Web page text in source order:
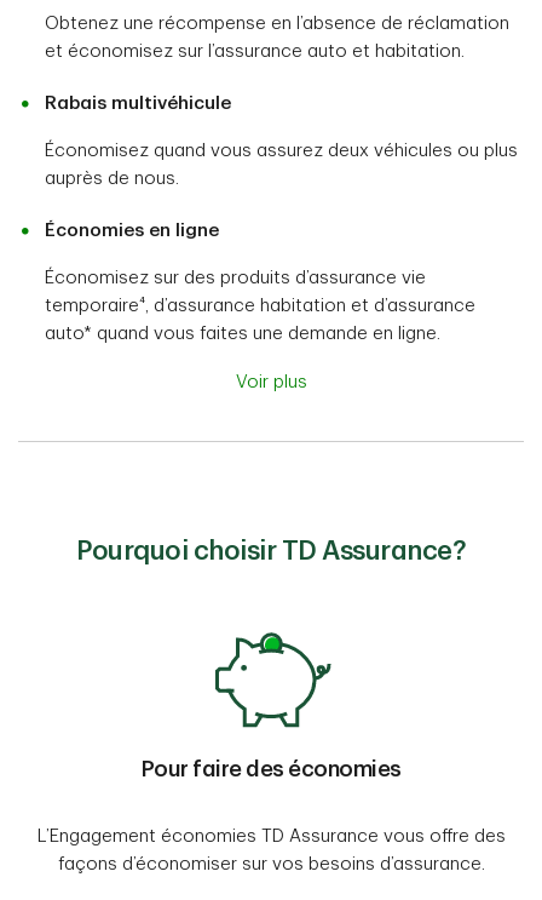
Obtenez une récompense en l’absence de réclamation
et économisez sur l’assurance auto et habitation.
Rabais multivéhicule
Économisez quand vous assurez deux véhicules ou plus
auprès de nous.
Économies en ligne
Économisez sur des produits d’assurance vie
temporaire⁴, d’assurance habitation et d’assurance
auto* quand vous faites une demande en ligne.
Voir plus
Pourquoi choisir TD Assurance?
Pour faire des économies
L’Engagement économies TD Assurance vous offre des
façons d’économiser sur vos besoins d’assurance.